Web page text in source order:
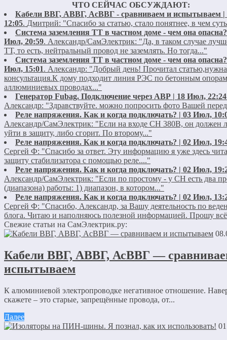
ЧТО СЕЙЧАС ОБСУЖДАЮТ:
Кабели ВВГ, АВВГ, АсВВГ - сравниваем и испытываем |
12:05. Дмитрий: "Спасибо за статью, стало понятнее, в чем
Система заземления ТТ в частном доме - чем она
Июл, 20:59. Александр/СамЭлектрик: "Да, в таком случае
ТТ, то есть, нейтральный провод не заземлять. Но тогда..."
Система заземления ТТ в частном доме - чем она
Июл, 15:01. Александр: "Добрый день! Прочитал статью,нужна
консультация.К дому подходит линия РЭС по бетонным
аллюминиевых проводах..."
Генератор Fubag. Подключение через АВР | 18 Июл, 22:24
Александр: "Здравствуйте. можно попросить фото Вашей
Реле напряжения. Как и когда подключать? | 03 Июл,
Александр/СамЭлектрик: "Если на входе СН 380В, он должен
уйти в защиту, либо сгорит. По второму..."
Реле напряжения. Как и когда подключать? | 02 Июл,
Сергей Ф: "Спасибо за ответ. Эту информацию я уже здесь
защиту стабилизатора с помощью реле...."
Реле напряжения. Как и когда подключать? | 02 Июл,
Александр/СамЭлектрик: "Если по простому - у СН есть два
(диапазона) работы: 1) диапазон, в котором..."
Реле напряжения. Как и когда подключать? | 02 Июл,
Сергей Ф: "Спасибо, Александр, за Вашу деятельность по
блога. Читаю и наполняюсь полезной информацией. Прошу
Свежие статьи на СамЭлектрик.ру:
Кабели ВВГ, АВВГ, АсВВГ —
испытываем
К алюминиевой электропроводке негативное отношение.
скажете – это старые, запрещённые провода, от...
Далее